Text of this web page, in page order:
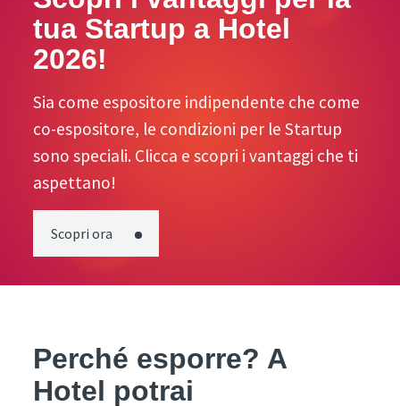
tua Startup a Hotel
2026!
Sia come espositore indipendente che come
co-espositore, le condizioni per le Startup
sono speciali. Clicca e scopri i vantaggi che ti
aspettano!
Scopri ora
Perché esporre? A
Hotel potrai